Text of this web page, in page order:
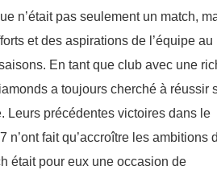
n’était pas seulement un match,
et des aspirations de l’équipe au
En tant que club avec une
a toujours cherché à réussir
Leurs précédentes victoires dans le
n’ont fait qu’accroître les ambitions
était pour eux une occasion de